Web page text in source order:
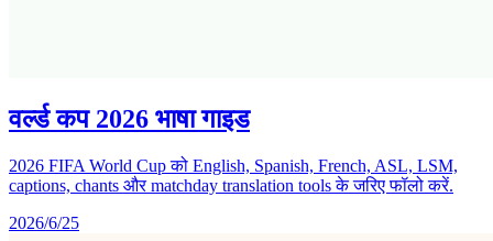
वर्ल्ड कप 2026 भाषा गाइड
2026 FIFA World Cup को English, Spanish, French, ASL, LSM,
captions, chants और matchday translation tools के जरिए फॉलो करें.
2026/6/25